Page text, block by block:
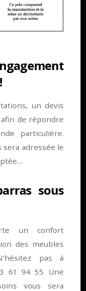
un devis
de répondre
particulière.
adressée le
sous
un confort
des meubles
pas à
61 94 55. Une
vous sera